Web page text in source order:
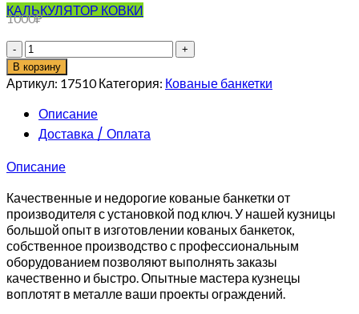
КАЛЬКУЛЯТОР КОВКИ
1000₽
Количество
товара
Кованая
банкетка
с
виноградом
В корзину
Артикул: 17510 Категория: Кованые банкетки
Описание
Доставка / Оплата
Описание
Качественные и недорогие кованые банкетки от
производителя с установкой под ключ. У нашей кузницы
большой опыт в изготовлении кованых банкеток,
собственное производство с профессиональным
оборудованием позволяют выполнять заказы
качественно и быстро. Опытные мастера кузнецы
воплотят в металле ваши проекты ограждений.